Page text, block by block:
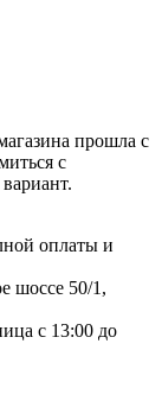
прошла с
с
оплаты и
шоссе 50/1,
с 13:00 до